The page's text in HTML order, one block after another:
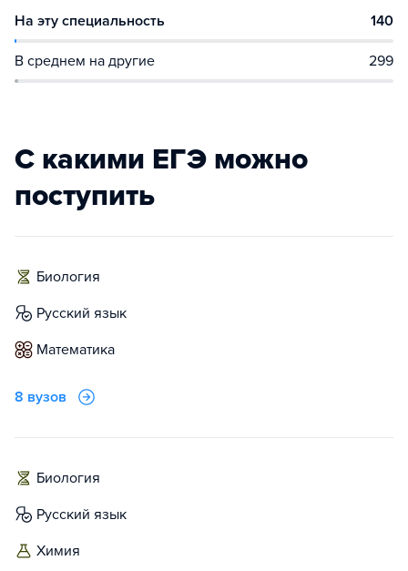
На эту специальность 140
В среднем на другие 299
С какими ЕГЭ можно
поступить
биология
русский язык
математика
8 вузов
биология
русский язык
химия